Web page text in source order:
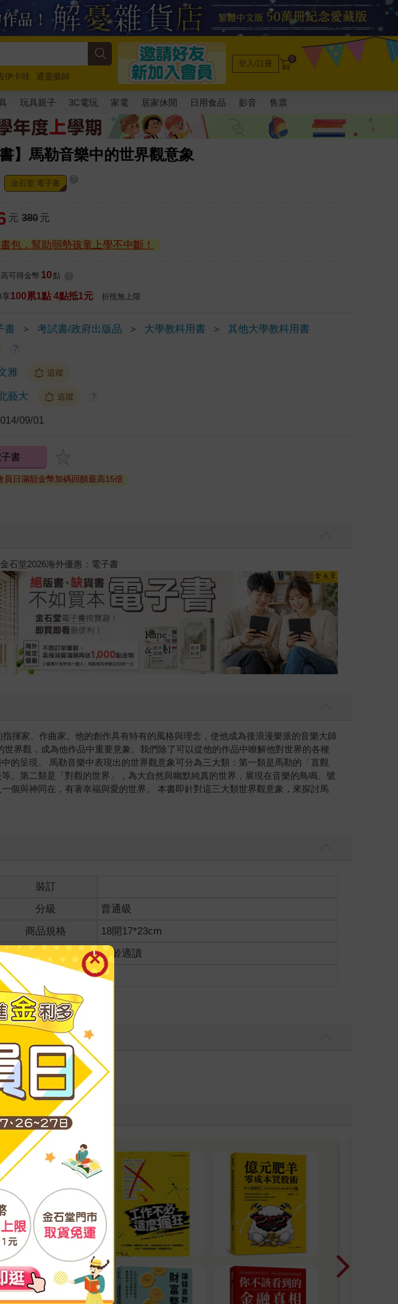
伊卡哇
通靈藥師
慢跑
登入/註冊 0
玩具親子 3C電玩 家電 居家休閒 日用食品 影音 售票
書】馬勒音樂中的世界觀意象
金石堂 電子書
元 380 元
包，幫助弱勢孩童上學不中斷！
可得金幣 10 點
100累1點 4點抵1元 折抵無上限
書 ＞ 考試書/政府出版品 ＞ 大學教科用書 ＞ 其他大學教科用書
?
雅 追蹤
藝大 追蹤 ?
09/01
書
日滿額金幣加碼回饋最高15倍
金石堂暑假漫博〈你好，我吃一點〉第二波
揮家、作曲家。他的創作具有特有的風格與理念，使他成為後浪漫樂派的音樂大師
界觀，成為他作品中重要意象。我們除了可以從他的作品中瞭解他對世界的各種
呈現。 馬勒音樂中表現出的世界觀意象可分為三大類：第一類是馬勒的「直觀
。第二類是「對觀的世界」，為大自然與幽默純真的世界，展現在音樂的鳥鳴、號
個與神同在，有著幸福與愛的世界。 本書即針對這三大類世界觀意象，來探討馬
裝訂
分級
普通級
商品規格
18開17*23cm
適讀年齡
全齡適讀
價